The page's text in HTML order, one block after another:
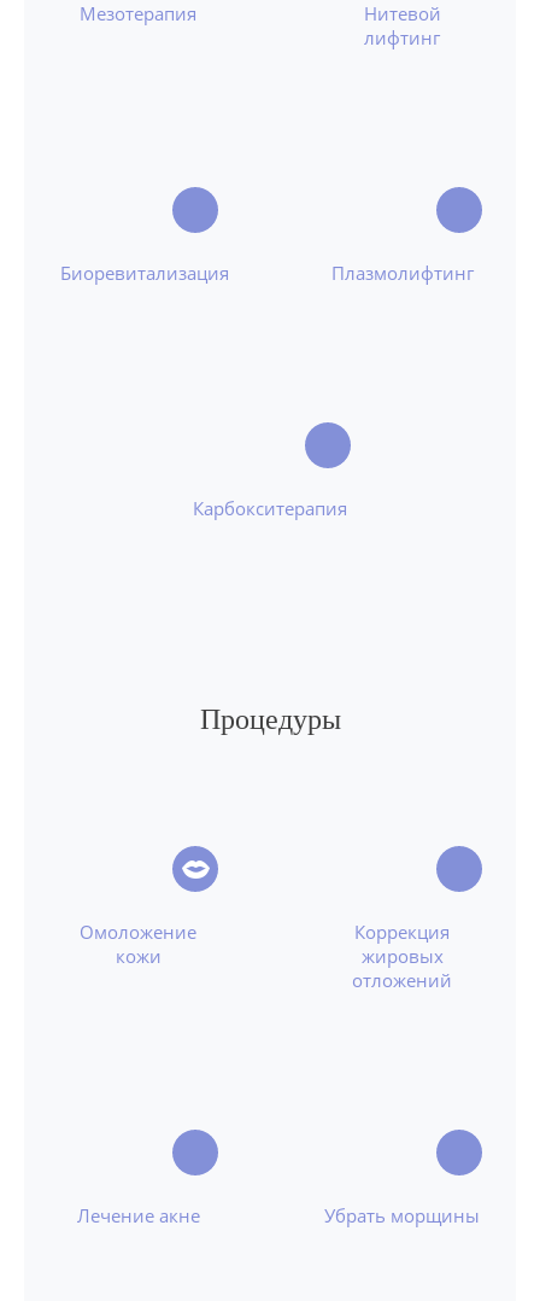
Мезотерапия
Нитевой
лифтинг
Биоревитализация Плазмолифтинг
Карбокситерапия
Процедуры
Омоложение
кожи
Коррекция
жировых
отложений
Лечение акне Убрать морщины